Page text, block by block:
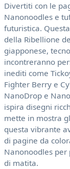
Divertiti con le
Nanonoodles e
futuristica.
della Ribellione
giapponese,
incontreranno
inediti come
Fighter Berry e
NanoDrop e
ispira disegni
mette in mostra
questa vibrante
di pagine da
Nanonoodles
di matita.